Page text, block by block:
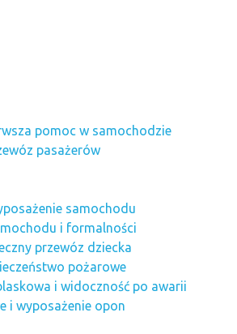
pomoc w samochodzie
pasażerów
samochodu
i formalności
przewóz dziecka
pożarowe
i widoczność po awarii
i wyposażenie opon